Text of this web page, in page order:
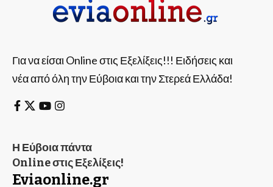
Για να είσαι Online στις Εξελίξεις!!! Ειδήσεις και
νέα από όλη την Εύβοια και την Στερεά Ελλάδα!
Η Εύβοια πάντα
Online στις Εξελίξεις!
Eviaonline.gr